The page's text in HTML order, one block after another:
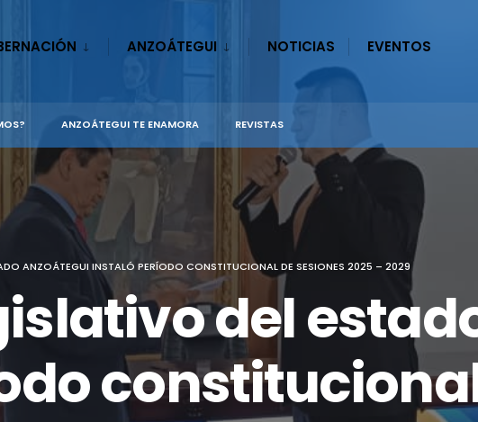
ANZOÁTEGUI NOTICIAS EVENTOS
ANZOÁTEGUI TE ENAMORA REVISTAS
ANZOÁTEGUI INSTALÓ PERÍODO CONSTITUCIONAL DE SESIONES 2025 – 2029
del